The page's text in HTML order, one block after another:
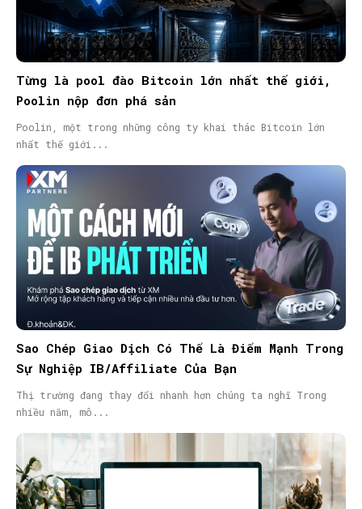
Từng là pool đào Bitcoin lớn nhất thế giới,
Poolin nộp đơn phá sản
Poolin, một trong những công ty khai thác Bitcoin lớn
nhất thế giới...
Sao Chép Giao Dịch Có Thể Là Điểm Mạnh Trong
Sự Nghiệp IB/Affiliate Của Bạn
Thị trường đang thay đổi nhanh hơn chúng ta nghĩ Trong
nhiều năm, mô...